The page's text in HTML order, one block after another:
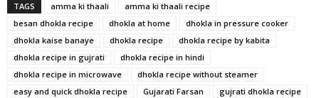
TAGS amma ki thaali
amma ki thaali recipe
besan dhokla recipe
dhokla at home
dhokla in pressure cooker
dhokla kaise banaye
dhokla recipe
dhokla recipe by kabita
dhokla recipe in gujrati
dhokla recipe in hindi
dhokla recipe in microwave
dhokla recipe without steamer
easy and quick dhokla recipe
Gujarati Farsan
gujrati dhokla recipe